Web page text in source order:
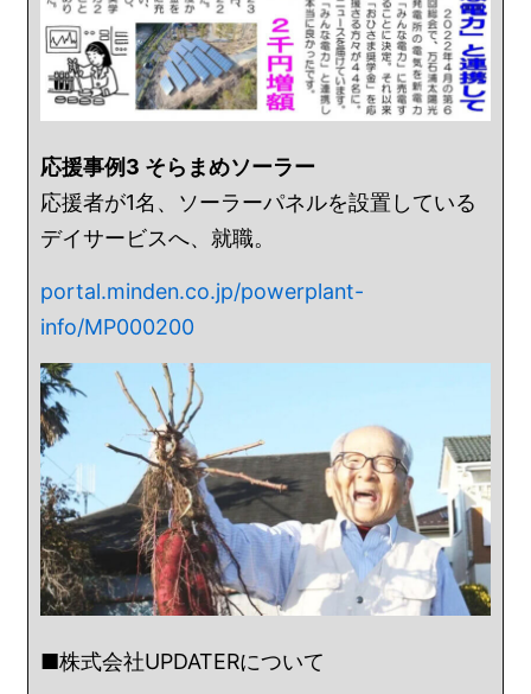
応援事例3 そらまめソーラー
応援者が1名、ソーラーパネルを設置している
デイサービスへ、就職。
portal.minden.co.jp/powerplant-
info/MP000200
■株式会社UPDATERについて